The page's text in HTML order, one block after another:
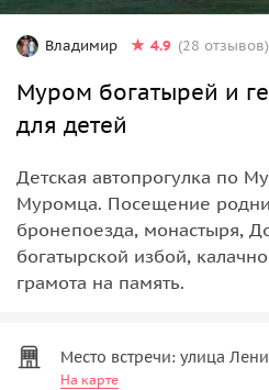
Владимир 4.9 (28 отзывов)
Муром богатырей и
для детей
Детская автопрогулка по
Муромца. Посещение
бронепоезда, монастыря,
богатырской избой,
грамота на память.
Место встречи: улица
На карте